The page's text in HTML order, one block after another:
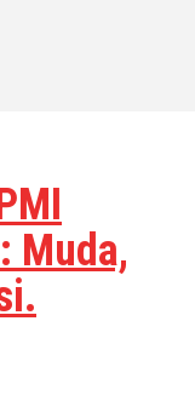
Muda,